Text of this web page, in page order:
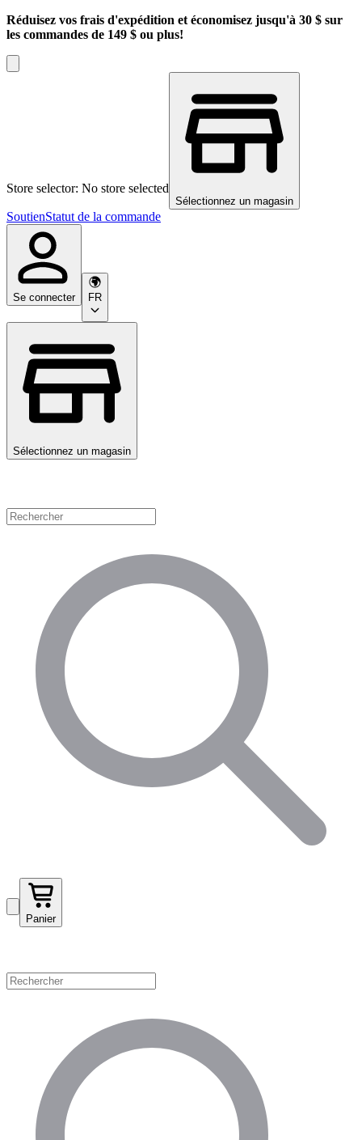
Réduisez vos frais d'expédition et économisez jusqu'à 30 $ sur
les commandes de 149 $ ou plus!
Store selector: No store selected
Sélectionnez un magasin
SoutienStatut de la commande
Se connecter FR
Sélectionnez un magasin
Panier